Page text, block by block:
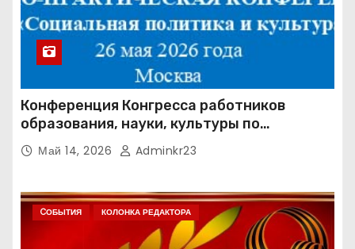
Конференция Конгресса работников
образования, науки, культуры по
направлению «Социальная политика и
культура» (КРОН СПК)
Май 14, 2026 Adminkr23
CОБЫТИЯ КОЛОНКА РЕДАКТОРА